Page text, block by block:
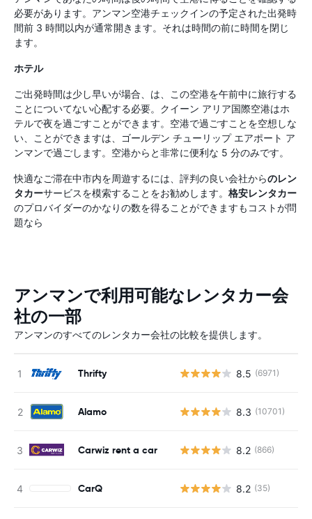
必要があります。アンマン空港チェックインの予定された出発時
間前 3 時間以内が通常開きます。それは時間の前に時間を閉じ
ます。
ホテル
ご出発時間は少し早いが場合、は、この空港を午前中に旅行する
ことについてない心配する必要。クイーン アリア国際空港はホ
テルで夜を過ごすことができます。空港で過ごすことを空想しな
い、ことができますは、ゴールデン チューリップ エアポート ア
ンマンで過ごします。空港からと非常に便利な 5 分のみです。
快適なご滞在中市内を周遊するには、評判の良い会社からのレン
タカーサービスを模索することをお勧めします。 格安レンタカー
のプロバイダーのかなりの数を得ることができますもコストが問
題なら
アンマンで利用可能なレンタカー会
社の一部
アンマンのすべてのレンタカー会社の比較を提供します。
Thrifty 8.5 (6971)
Alamo 8.3 (10701)
Carwiz rent a car 8.2 (866)
CarQ 8.2 (35)